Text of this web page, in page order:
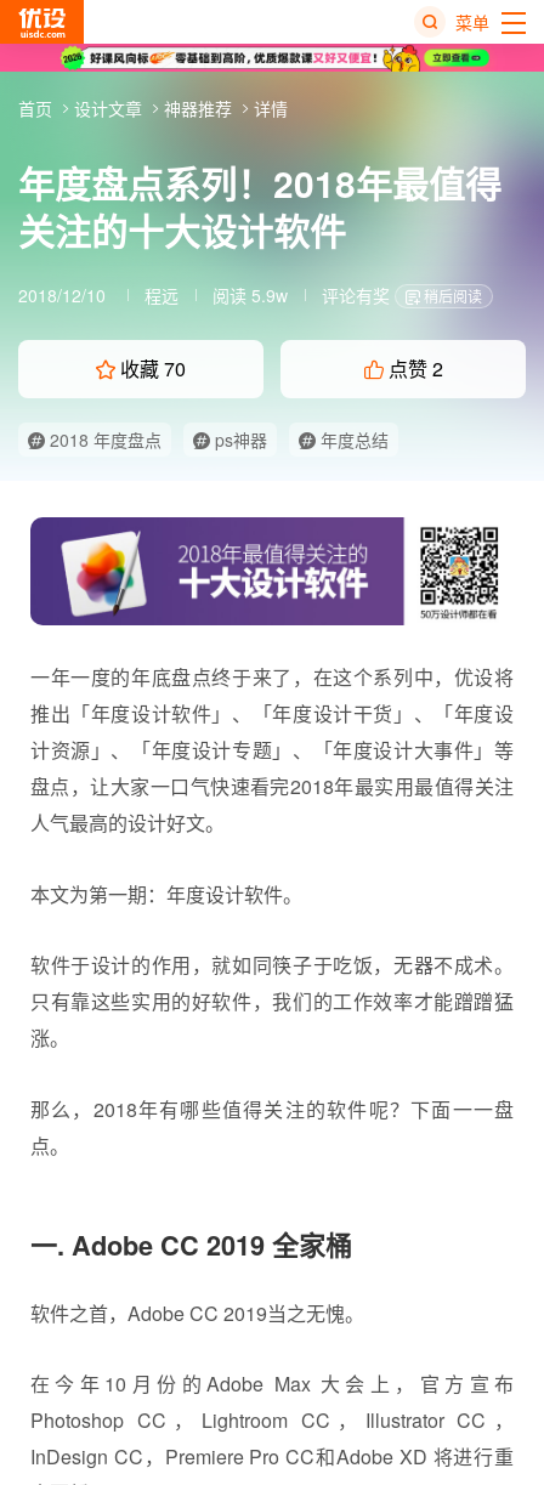
菜单
年度盘点系列！2018年最值得
关注的十大设计软件
2018/12/10 程远 阅读 5.9w 评论有奖 稍后阅读
收藏70 点赞2
2018 年度盘点 ps神器
年度总结
首页 设计文章 神器推荐 详情
一年一度的年底盘点终于来了，在这个系列中，优设将
推出「年度设计软件」、「年度设计干货」、「年度设
计资源」、「年度设计专题」、「年度设计大事件」等
盘点，让大家一口气快速看完2018年最实用最值得关注
人气最高的设计好文。
本文为第一期：年度设计软件。
软件于设计的作用，就如同筷子于吃饭，无器不成术。
只有靠这些实用的好软件，我们的工作效率才能蹭蹭猛
涨。
那么，2018年有哪些值得关注的软件呢？下面一一盘
点。
一. Adobe CC 2019 全家桶
软件之首，Adobe CC 2019当之无愧。
在今年10月份的Adobe Max 大会上，官方宣布
Photoshop CC，Lightroom CC，Illustrator CC，
InDesign CC，Premiere Pro CC和Adobe XD 将进行重